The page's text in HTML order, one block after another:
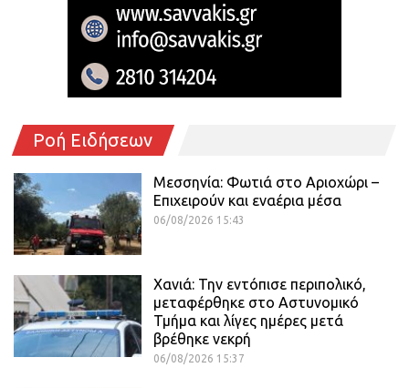
Ροή Ειδήσεων
Μεσσηνία: Φωτιά στο Αριοχώρι –
Επιχειρούν και εναέρια μέσα
06/08/2026 15:43
Χανιά: Την εντόπισε περιπολικό,
μεταφέρθηκε στο Αστυνομικό
Τμήμα και λίγες ημέρες μετά
βρέθηκε νεκρή
06/08/2026 15:37